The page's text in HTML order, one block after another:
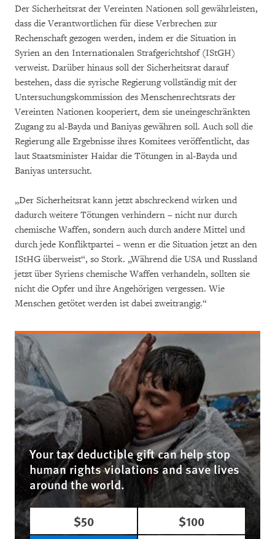
Der Sicherheitsrat der Vereinten Nationen soll gewährleisten,
dass die Verantwortlichen für diese Verbrechen zur
Rechenschaft gezogen werden, indem er die Situation in
Syrien an den Internationalen Strafgerichtshof (IStGH)
verweist. Darüber hinaus soll der Sicherheitsrat darauf
bestehen, dass die syrische Regierung vollständig mit der
Untersuchungskommission des Menschenrechtsrats der
Vereinten Nationen kooperiert, dem sie uneingeschränkten
Zugang zu al-Bayda und Baniyas gewähren soll. Auch soll die
Regierung alle Ergebnisse ihres Komitees veröffentlicht, das
laut Staatsminister Haidar die Tötungen in al-Bayda und
Baniyas untersucht.
„Der Sicherheitsrat kann jetzt abschreckend wirken und
dadurch weitere Tötungen verhindern – nicht nur durch
chemische Waffen, sondern auch durch andere Mittel und
durch jede Konfliktpartei – wenn er die Situation jetzt an den
IStHG überweist“, so Stork. „Während die USA und Russland
jetzt über Syriens chemische Waffen verhandeln, sollten sie
nicht die Opfer und ihre Angehörigen vergessen. Wie
Menschen getötet werden ist dabei zweitrangig.“
Your tax deductible gift can help stop
human rights violations and save lives
around the world.
$50
$100